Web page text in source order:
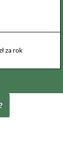
za rok